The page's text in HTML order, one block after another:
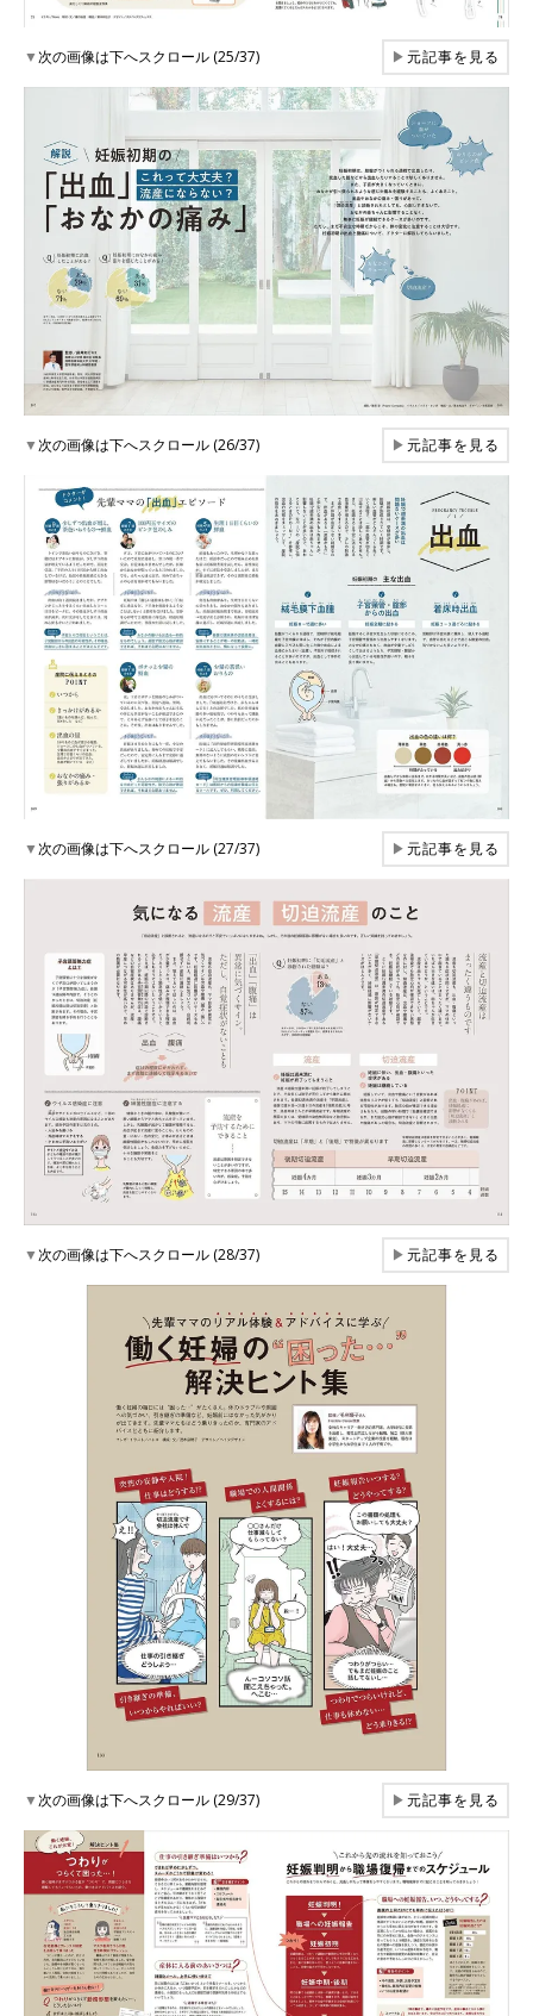
▼次の画像は下へスクロール (25/37) ▶元記事を見る
▼次の画像は下へスクロール (26/37) ▶元記事を見る
▼次の画像は下へスクロール (27/37) ▶元記事を見る
▼次の画像は下へスクロール (28/37) ▶元記事を見る
▼次の画像は下へスクロール (29/37) ▶元記事を見る